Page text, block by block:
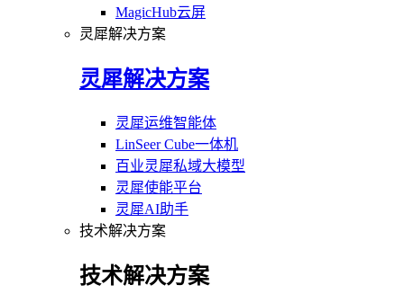
MagicHub云屏
灵犀解决方案
灵犀解决方案
灵犀运维智能体
LinSeer Cube一体机
百业灵犀私域大模型
灵犀使能平台
灵犀AI助手
技术解决方案
技术解决方案